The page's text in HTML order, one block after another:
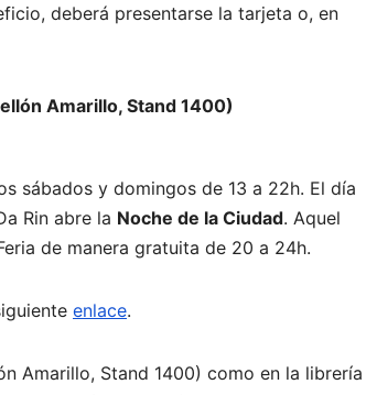
deberá presentarse la tarjeta o, en
Amarillo, Stand 1400)
sábados y domingos de 13 a 22h. El día
Rin abre la Noche de la Ciudad. Aquel
de manera gratuita de 20 a 24h.
enlace.
Amarillo, Stand 1400) como en la librería